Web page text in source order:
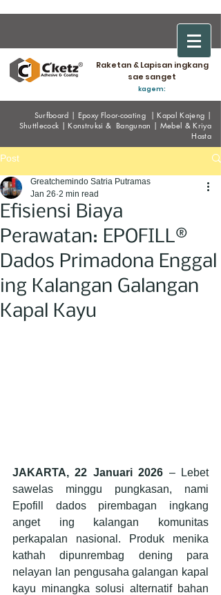
Raketan & Lapisan ingkang
sae sanget
kagem:
Surfboard | Epoxy Floor-coating |Kapal Kajeng |
Shuttlecock |Konstruksi & Bangunan | Mebel & Kriya
Hasta
Post
Efisiensi Biaya
Perawatan: EPOFILL®
Dados Primadona Enggal
ing Kalangan Galangan
Kapal Kayu
Greatchemindo Satria Putramas
Jan 26 2 min read
JAKARTA, 22 Januari 2026 – Lebet
sawelas minggu pungkasan, nami
Epofill dados pirembagan ingkang
anget ing kalangan komunitas
perkapalan nasional. Produk menika
kathah dipunrembag dening para
nelayan lan pengusaha galangan kapal